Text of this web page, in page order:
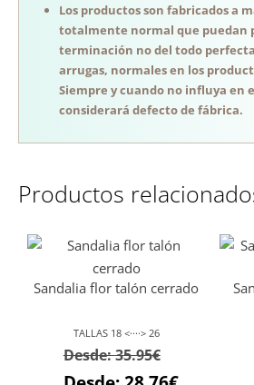
Los productos son fabricados a
totalmente normal que puedan
terminación no del todo
arrugas, normales en los
Siempre y cuando no influya en
considerará defecto de fábrica.
Productos
Sandalia flor talón cerrado
TALLAS 18 <····> 26
Desde:35.95€